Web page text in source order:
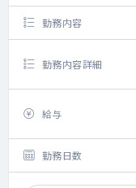
勤務内容
勤務内容詳細
給与
勤務日数